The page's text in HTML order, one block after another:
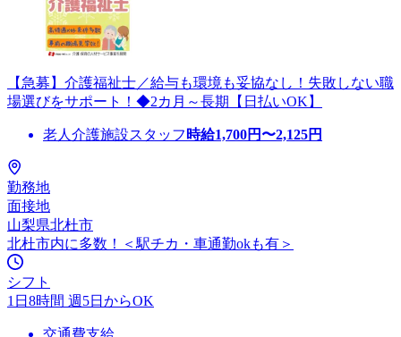
【急募】介護福祉士／給与も環境も妥協なし！失敗しない職
場選びをサポート！◆2カ月～長期【日払いOK】
老人介護施設スタッフ 時給1,700円〜2,125円
勤務地
面接地
山梨県北杜市
北杜市内に多数！＜駅チカ・車通勤okも有＞
シフト
1日8時間 週5日からOK
交通費支給